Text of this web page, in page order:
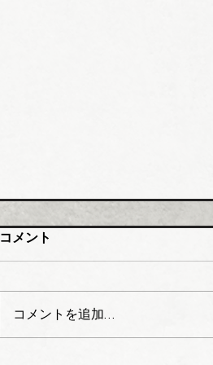
大阪管材組合 石油由来製品
の対策要望書を近畿経済産業
局へ
組合員企業１０４社を対象に
「中東情勢の変化に伴う供給不
コメント
コメントを追加…